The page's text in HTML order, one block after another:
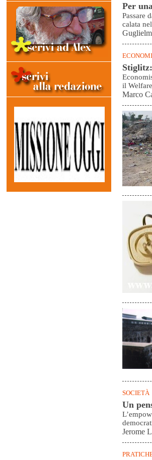
Per
Passare
calata
il
Marco
SOCIETÀ
Un
Jerome